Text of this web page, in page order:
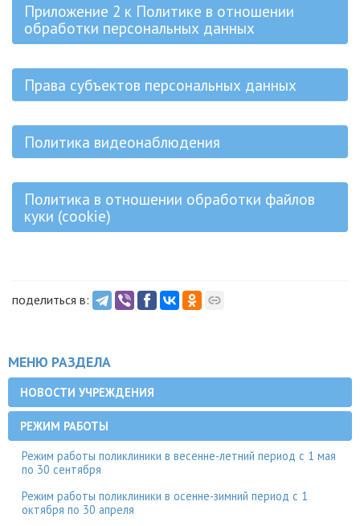
Приложение 2 к Политике в отношении
обработки персональных данных
Права субъектов персональных данных
Политика видеонаблюдения
Политика в отношении обработки файлов
куки (cookie)
поделиться в:
МЕНЮ РАЗДЕЛА
НОВОСТИ УЧРЕЖДЕНИЯ
РЕЖИМ РАБОТЫ
Режим работы поликлиники в весенне-летний период с 1 мая
по 30 сентября
Режим работы поликлиники в осенне-зимний период с 1
октября по 30 апреля